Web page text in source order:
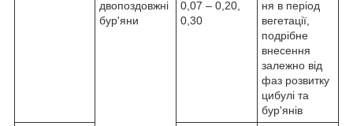
двопоздовжні
бур'яни
0,07 – 0,20,
0,30
ня в період
вегетації,
подрібне
внесення
залежно від
фаз розвитку
цибулі та
бур'янів